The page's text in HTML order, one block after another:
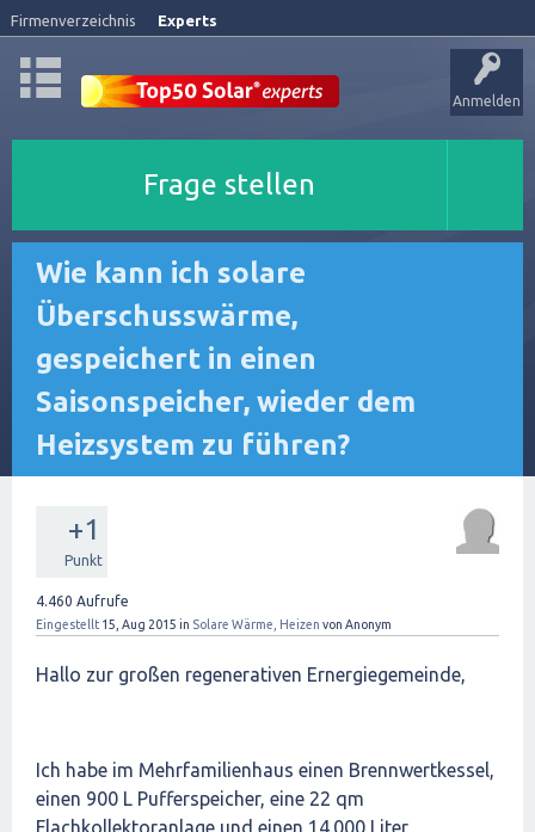
Firmenverzeichnis Experts
Anmelden
Frage stellen
Wie kann ich solare
Überschusswärme,
gespeichert in einen
Saisonspeicher, wieder dem
Heizsystem zu führen?
+1
Punkt
4.460 Aufrufe
Eingestellt 15, Aug 2015 in Solare Wärme, Heizen von Anonym
Hallo zur großen regenerativen Ernergiegemeinde,
Ich habe im Mehrfamilienhaus einen Brennwertkessel,
einen 900 L Pufferspeicher, eine 22 qm
Flachkollektoranlage und einen 14.000 Liter